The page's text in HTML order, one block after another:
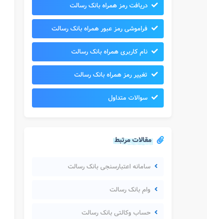
دریافت رمز همراه بانک رسالت
فراموشی رمز عبور همراه بانک رسالت
نام کاربری همراه بانک رسالت
تغییر رمز همراه بانک رسالت
سوالات متداول
مقالات مرتبط
سامانه اعتبارسنجی بانک رسالت
وام بانک رسالت
حساب وکالتی بانک رسالت